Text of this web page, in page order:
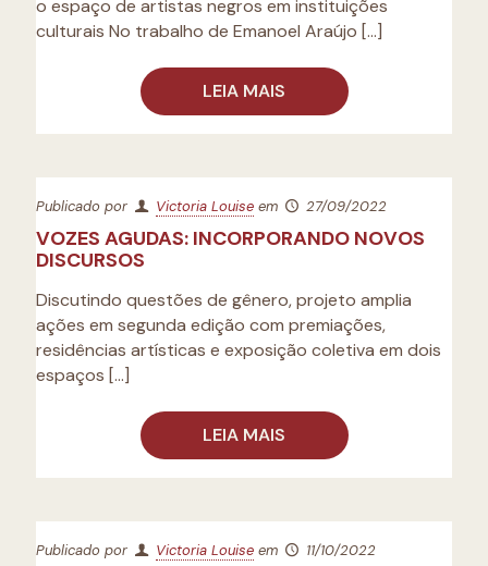
o espaço de artistas negros em instituições
culturais No trabalho de Emanoel Araújo […]
LEIA MAIS
Publicado por Victoria Louise em 27/09/2022
VOZES AGUDAS: INCORPORANDO NOVOS
DISCURSOS
Discutindo questões de gênero, projeto amplia
ações em segunda edição com premiações,
residências artísticas e exposição coletiva em dois
espaços […]
LEIA MAIS
Publicado por Victoria Louise em 11/10/2022